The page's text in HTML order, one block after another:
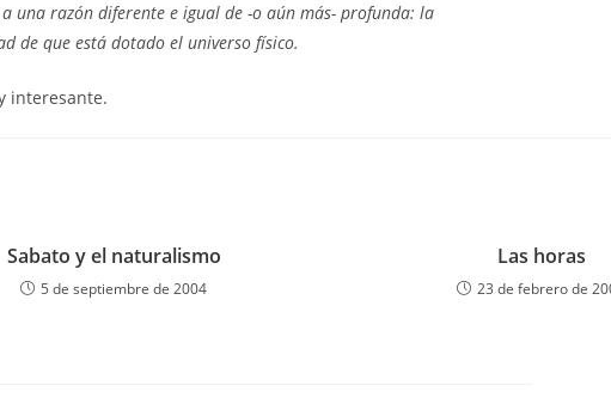
una razón diferente e igual de -o aún más- profunda: la
de que está dotado el universo físico.
interesante.
Sabato y el naturalismo
5 de septiembre de 2004
Las horas
23 de febrero de